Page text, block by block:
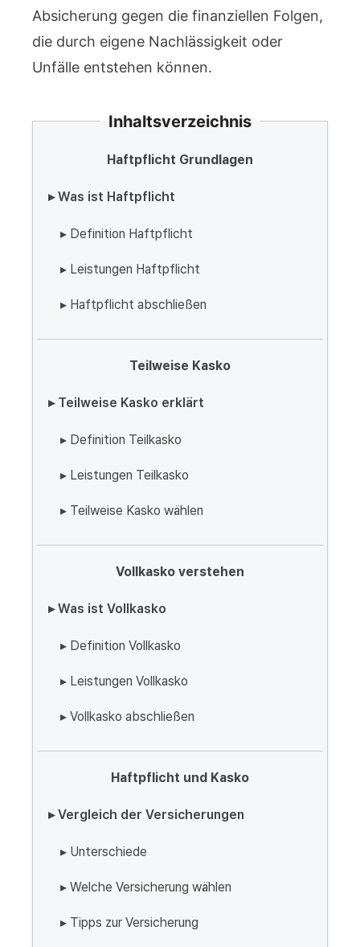
Absicherung gegen die finanziellen Folgen,
die durch eigene Nachlässigkeit oder
Unfälle entstehen können.
Inhaltsverzeichnis
Haftpflicht Grundlagen
▸ Was ist Haftpflicht
▸ Definition Haftpflicht
▸ Leistungen Haftpflicht
▸ Haftpflicht abschließen
Teilweise Kasko
▸ Teilweise Kasko erklärt
▸ Definition Teilkasko
▸ Leistungen Teilkasko
▸ Teilweise Kasko wählen
Vollkasko verstehen
▸ Was ist Vollkasko
▸ Definition Vollkasko
▸ Leistungen Vollkasko
▸ Vollkasko abschließen
Haftpflicht und Kasko
▸ Vergleich der Versicherungen
▸ Unterschiede
▸ Welche Versicherung wählen
▸ Tipps zur Versicherung